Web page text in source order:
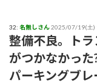
32: 名無しさん2025/07/19(土)
整備不良。ト
がつかなかった
パーキングブレ